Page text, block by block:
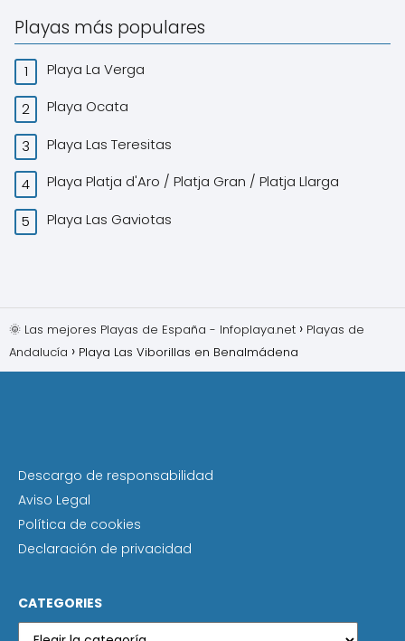
Playas más populares
Playa La Verga
Playa Ocata
Playa Las Teresitas
Playa Platja d'Aro / Platja Gran / Platja Llarga
Playa Las Gaviotas
🌞 Las mejores Playas de España - Infoplaya.net
Playas de
Andalucía
Playa Las Viborillas en Benalmádena
Descargo de responsabilidad
Aviso Legal
Política de cookies
Declaración de privacidad
CATEGORIES